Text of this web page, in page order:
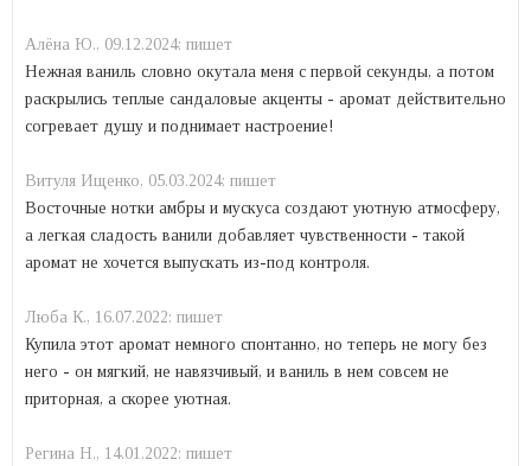
Алёна Ю., 09.12.2024: пишет
Нежная ваниль словно окутала меня с первой секунды, а потом
раскрылись теплые сандаловые акценты - аромат действительно
согревает душу и поднимает настроение!
Витуля Ищенко, 05.03.2024: пишет
Восточные нотки амбры и мускуса создают уютную атмосферу,
а легкая сладость ванили добавляет чувственности - такой
аромат не хочется выпускать из-под контроля.
Люба К., 16.07.2022: пишет
Купила этот аромат немного спонтанно, но теперь не могу без
него - он мягкий, не навязчивый, и ваниль в нем совсем не
приторная, а скорее уютная.
Регина Н., 14.01.2022: пишет